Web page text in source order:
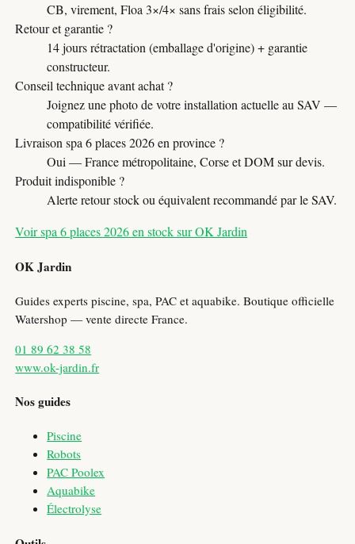
CB, virement, Floa 3×/4× sans frais selon éligibilité.
Retour et garantie ?
14 jours rétractation (emballage d'origine) + garantie
constructeur.
Conseil technique avant achat ?
Joignez une photo de votre installation actuelle au SAV —
compatibilité vérifiée.
Livraison spa 6 places 2026 en province ?
Oui — France métropolitaine, Corse et DOM sur devis.
Produit indisponible ?
Alerte retour stock ou équivalent recommandé par le SAV.
Voir spa 6 places 2026 en stock sur OK Jardin
OK Jardin
Guides experts piscine, spa, PAC et aquabike. Boutique officielle
Watershop — vente directe France.
01 89 62 38 58
www.ok-jardin.fr
Nos guides
Piscine
Robots
PAC Poolex
Aquabike
Électrolyse